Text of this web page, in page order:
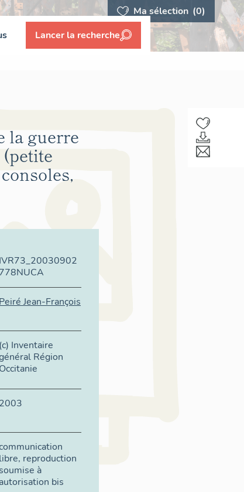
Ma sélection (0)
Lancer la recherche
la guerre
(petite
IVR73_20030902
778NUCA
Peiré Jean-François
(c) Inventaire
Région
Occitanie
2003
libre, reproduction
soumise à
autorisation bis